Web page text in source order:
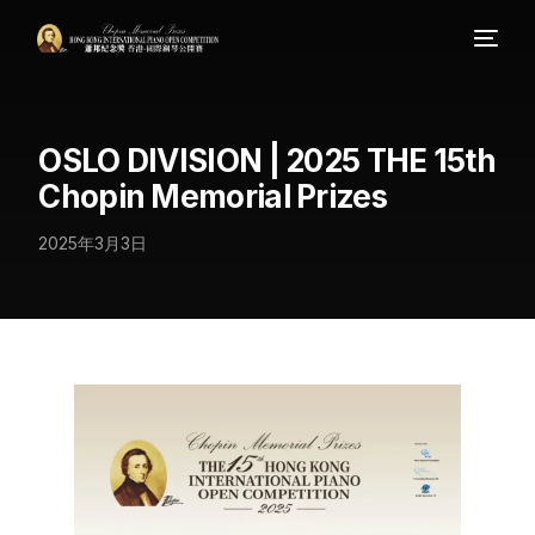
OSLO DIVISION | 2025 THE 15th
Chopin Memorial Prizes
2025年3月3日